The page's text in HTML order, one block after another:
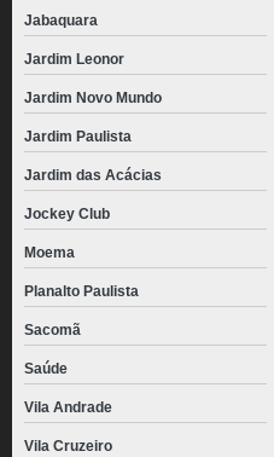
Jabaquara
Jardim Leonor
Jardim Novo Mundo
Jardim Paulista
Jardim das Acácias
Jockey Club
Moema
Planalto Paulista
Sacomã
Saúde
Vila Andrade
Vila Cruzeiro